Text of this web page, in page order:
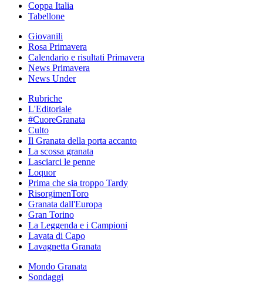
Coppa Italia
Tabellone
Giovanili
Rosa Primavera
Calendario e risultati Primavera
News Primavera
News Under
Rubriche
L'Editoriale
#CuoreGranata
Culto
Il Granata della porta accanto
La scossa granata
Lasciarci le penne
Loquor
Prima che sia troppo Tardy
RisorgimenToro
Granata dall'Europa
Gran Torino
La Leggenda e i Campioni
Lavata di Capo
Lavagnetta Granata
Mondo Granata
Sondaggi